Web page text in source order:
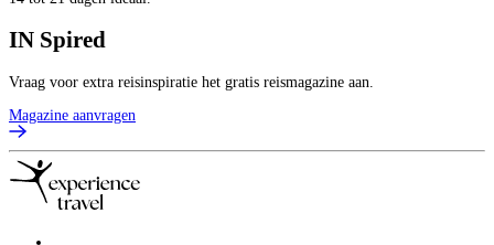
IN Spired
Vraag voor extra reisinspiratie het gratis reismagazine aan.
Magazine aanvragen